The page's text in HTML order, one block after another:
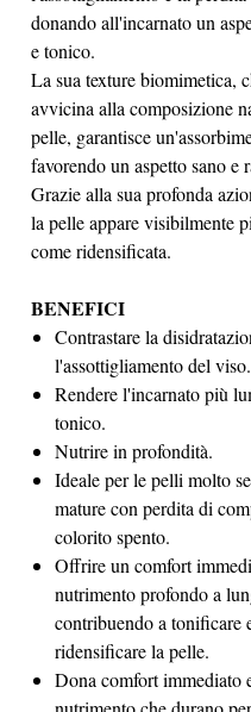
donando all'incarnato un
e tonico.
La sua texture biomimetica,
avvicina alla composizione
pelle, garantisce
favorendo un aspetto sano e
Grazie alla sua profonda
la pelle appare visibilmente
come ridensificata.
BENEFICI
Contrastare la
l'assottigliamento del viso.
Rendere l'incarnato più
tonico.
Nutrire in profondità.
Ideale per le pelli molto
mature con perdita di
colorito spento.
Offrire un comfort
nutrimento profondo a
contribuendo a tonificare
ridensificare la pelle.
Dona comfort immediato